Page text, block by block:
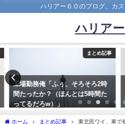
ハリアー６０のブログ。カス
ハリア
まとめ記事
工場勤務俺「ふぅ、そろそろ2時
間たったか？（ほんとは5時間た
ってるだろw）」
ホーム まとめ記事 東北民ワイ、車で